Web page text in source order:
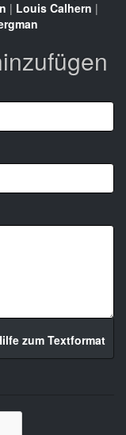
| Louis Calhern |
zum Textformat